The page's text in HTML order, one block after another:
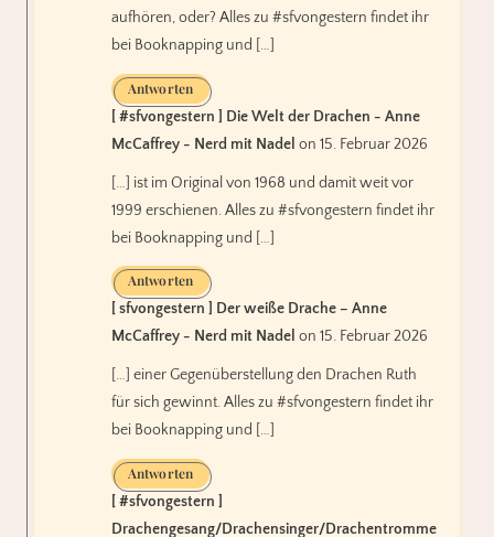
aufhören, oder? Alles zu #sfvongestern findet ihr
bei Booknapping und […]
Antworten
[ #sfvongestern ] Die Welt der Drachen - Anne
McCaffrey - Nerd mit Nadel on 15. Februar 2026
[…] ist im Original von 1968 und damit weit vor
1999 erschienen. Alles zu #sfvongestern findet ihr
bei Booknapping und […]
Antworten
[ sfvongestern ] Der weiße Drache – Anne
McCaffrey - Nerd mit Nadel on 15. Februar 2026
[…] einer Gegenüberstellung den Drachen Ruth
für sich gewinnt. Alles zu #sfvongestern findet ihr
bei Booknapping und […]
Antworten
[ #sfvongestern ]
Drachengesang/Drachensinger/Drachentromme